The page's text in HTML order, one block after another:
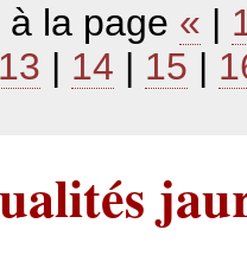
à la page « |
13 | 14 | 15 |